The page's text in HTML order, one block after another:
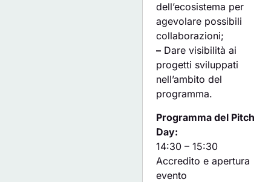
dell’ecosistema per
agevolare possibili
collaborazioni;
– Dare visibilità ai
progetti sviluppati
nell’ambito del
programma.
Programma del Pitch
Day:
14:30 – 15:30
Accredito e apertura
evento